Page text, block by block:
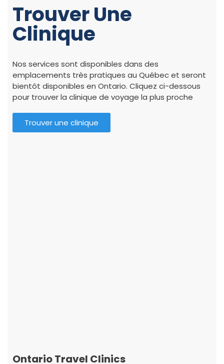
Trouver Une
Clinique
Nos services sont disponibles dans des
emplacements très pratiques au Québec et seront
bientôt disponibles en Ontario. Cliquez ci-dessous
pour trouver la clinique de voyage la plus proche
Trouver une clinique
Ontario Travel Clinics